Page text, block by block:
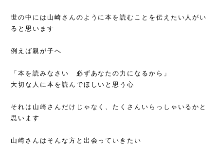
世の中には山崎さんのように本を読むことを伝えたい人がい
ると思います
例えば親が子へ
「本を読みなさい 必ずあなたの力になるから」
大切な人に本を読んでほしいと思う心
それは山崎さんだけじゃなく、たくさんいらっしゃいるかと
思います
山崎さんはそんな方と出会っていきたい